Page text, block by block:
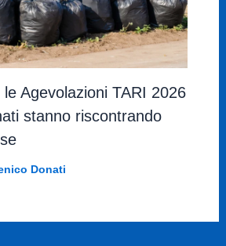
Agevolazioni TARI 2026
stanno riscontrando
Donati